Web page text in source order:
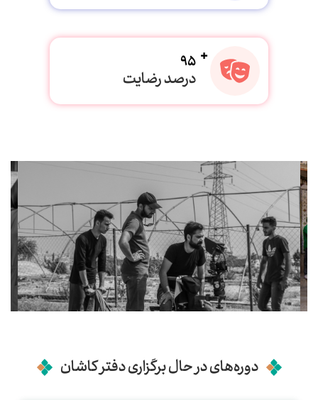
95
درصد رضایت
دوره‌های در حال برگزاری دفتر کاشان